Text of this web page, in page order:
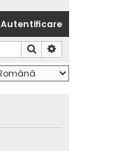
Autentificare
Căutare